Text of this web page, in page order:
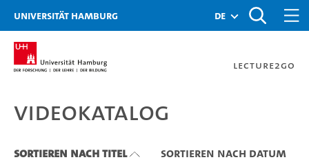
Zu den Filtern
Zur Metanavigation
Zur Hauptnavigation
Zur Suche
Zum Inhalt
Zum Seitenfuss
Universität Hamburg de
Lecture2Go
Videokatalog
Videokatalog
Sortieren nach Titel Sortieren nach Datum